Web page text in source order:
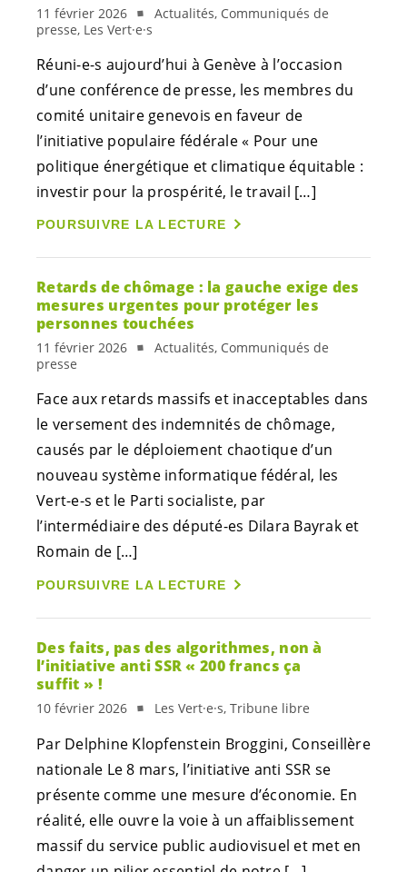
11 février 2026
Actualités, Communiqués de
presse, Les Vert·e·s
Réuni-e-s aujourd’hui à Genève à l’occasion
d’une conférence de presse, les membres du
comité unitaire genevois en faveur de
l’initiative populaire fédérale « Pour une
politique énergétique et climatique équitable :
investir pour la prospérité, le travail […]
POURSUIVRE LA LECTURE
Retards de chômage : la gauche exige des
mesures urgentes pour protéger les
personnes touchées
11 février 2026
Actualités, Communiqués de
presse
Face aux retards massifs et inacceptables dans
le versement des indemnités de chômage,
causés par le déploiement chaotique d’un
nouveau système informatique fédéral, les
Vert-e-s et le Parti socialiste, par
l’intermédiaire des député-es Dilara Bayrak et
Romain de […]
POURSUIVRE LA LECTURE
Des faits, pas des algorithmes, non à
l’initiative anti SSR « 200 francs ça
suffit » !
10 février 2026 Les Vert·e·s, Tribune libre
Par Delphine Klopfenstein Broggini, Conseillère
nationale Le 8 mars, l’initiative anti SSR se
présente comme une mesure d’économie. En
réalité, elle ouvre la voie à un affaiblissement
massif du service public audiovisuel et met en